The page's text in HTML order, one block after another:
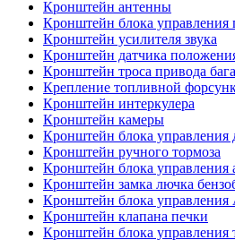
Кронштейн антенны
Кронштейн блока управления
Кронштейн усилителя звука
Кронштейн датчика
Кронштейн троса привода
Крепление топливной
Кронштейн интеркулера
Кронштейн камеры
Кронштейн блока управления
Кронштейн ручного тормоза
Кронштейн блока управления
Кронштейн замка лючка
Кронштейн блока управления
Кронштейн клапана печки
Кронштейн блока управления